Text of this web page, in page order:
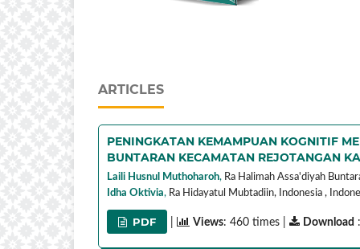
ARTICLES
PENINGKATAN KEMAMPUAN KOGNITIF
BUNTARAN KECAMATAN REJOTANGAN
Laili Husnul Muthoharoh, Ra Halimah Assa'diyah
Idha Oktivia, Ra Hidayatul Mubtadiin, Indonesia ,
PDF Views: 460 times | Download